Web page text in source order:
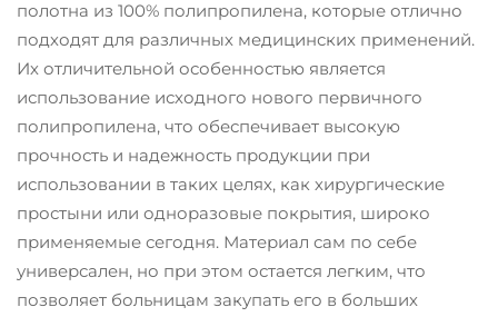
полотна из 100% полипропилена, которые отлично
подходят для различных медицинских применений.
Их отличительной особенностью является
использование исходного нового первичного
полипропилена, что обеспечивает высокую
прочность и надежность продукции при
использовании в таких целях, как хирургические
простыни или одноразовые покрытия, широко
применяемые сегодня. Материал сам по себе
универсален, но при этом остается легким, что
позволяет больницам закупать его в больших